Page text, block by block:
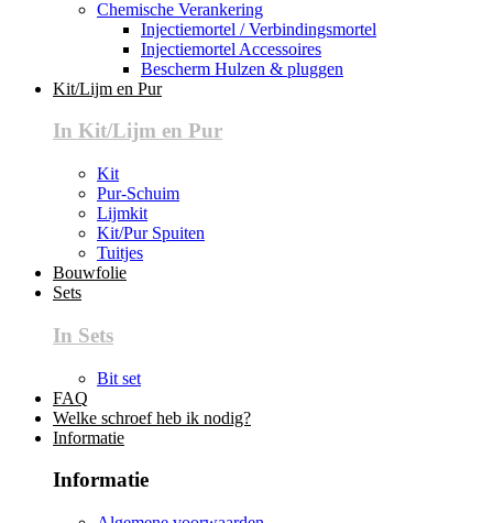
Chemische Verankering
Injectiemortel / Verbindingsmortel
Injectiemortel Accessoires
Bescherm Hulzen & pluggen
Kit/Lijm en Pur
In Kit/Lijm en Pur
Kit
Pur-Schuim
Lijmkit
Kit/Pur Spuiten
Tuitjes
Bouwfolie
Sets
In Sets
Bit set
FAQ
Welke schroef heb ik nodig?
Informatie
Informatie